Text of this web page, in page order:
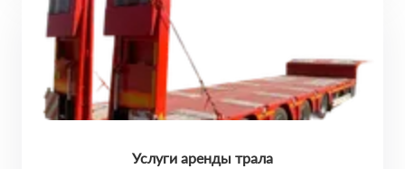
Услуги аренды трала